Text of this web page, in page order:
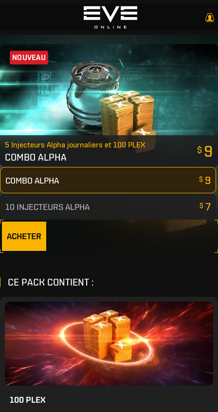
NOUVEAU
5 Injecteurs Alpha journaliers et 100 PLEX
COMBO ALPHA
$ 9
COMBO ALPHA $ 9
10 INJECTEURS ALPHA $ 7
ACHETER
CE PACK CONTIENT :
100 PLEX